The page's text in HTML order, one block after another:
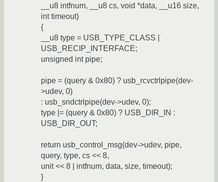
__u8 intfnum, __u8 cs, void *data, __u16 size,
int timeout)
{
__u8 type = USB_TYPE_CLASS |
USB_RECIP_INTERFACE;
unsigned int pipe;
pipe = (query & 0x80) ? usb_rcvctrlpipe(dev-
>udev, 0)
: usb_sndctrlpipe(dev->udev, 0);
type |= (query & 0x80) ? USB_DIR_IN :
USB_DIR_OUT;
return usb_control_msg(dev->udev, pipe,
query, type, cs << 8,
unit << 8 | intfnum, data, size, timeout);
}